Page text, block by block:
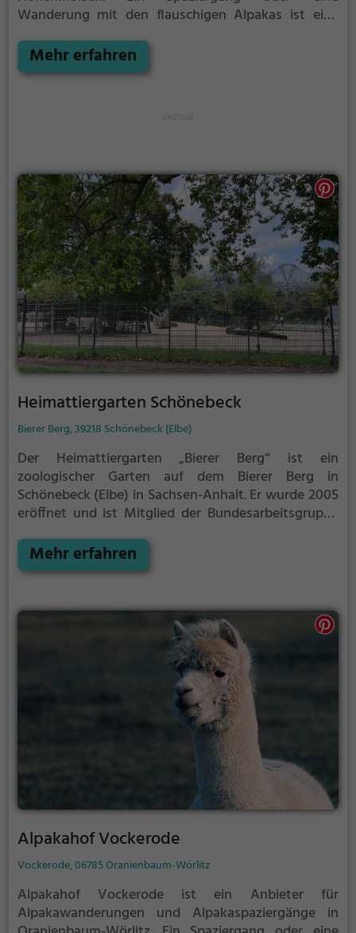
Wanderung mit den flauschigen Alpakas ist eine
Ausflug mit der Familie. Die kuscheligen Tiere
strahlen eine unheimliche Ruhe aus und werden
Mehr erfahren
Heimattiergarten Schönebeck
Bierer Berg, 39218 Schönebeck (Elbe)
Der Heimattiergarten „Bierer Berg“ ist ein
zoologischer Garten auf dem Bierer Berg in
Schönebeck (Elbe) in Sachsen-Anhalt. Er wurde 2005
eröffnet und ist Mitglied der Bundesarbeitsgruppe
Tierparkgesellschaft (DTG). Der Zoo zeigt 260 Tiere
in 52 Tierarten (Stand: 2016).
Mehr erfahren
Alpakahof Vockerode
Vockerode, 06785 Oranienbaum-Wörlitz
Alpakahof Vockerode ist ein Anbieter für
Alpakawanderungen und Alpakaspaziergänge in